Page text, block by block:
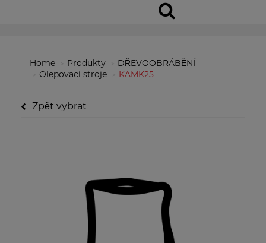
Home Produkty
DŘEVOOBRÁBĚNÍ
Olepovací stroje
KAMK25
Zpět vybrat